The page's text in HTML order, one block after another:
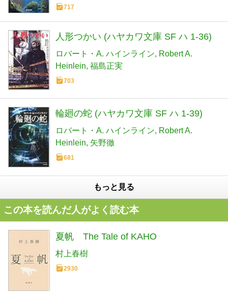
717
人形つかい (ハヤカワ文庫 SF ハ 1-36)
ロバート・A. ハインライン
Robert A.
Heinlein 福島正実
703
輪廻の蛇 (ハヤカワ文庫 SF ハ 1-39)
ロバート・A. ハインライン
Robert A.
Heinlein 矢野徹
681
もっと見る
この本を読んだ人がよく読む本
夏帆 The Tale of KAHO
村上春樹
2930